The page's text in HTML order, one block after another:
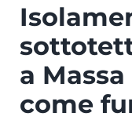
a
come